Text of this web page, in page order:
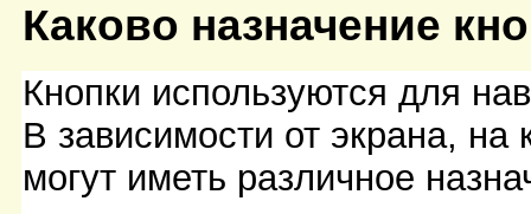
Каково назначение
Кнопки используются для
В зависимости от экрана,
могут иметь различное